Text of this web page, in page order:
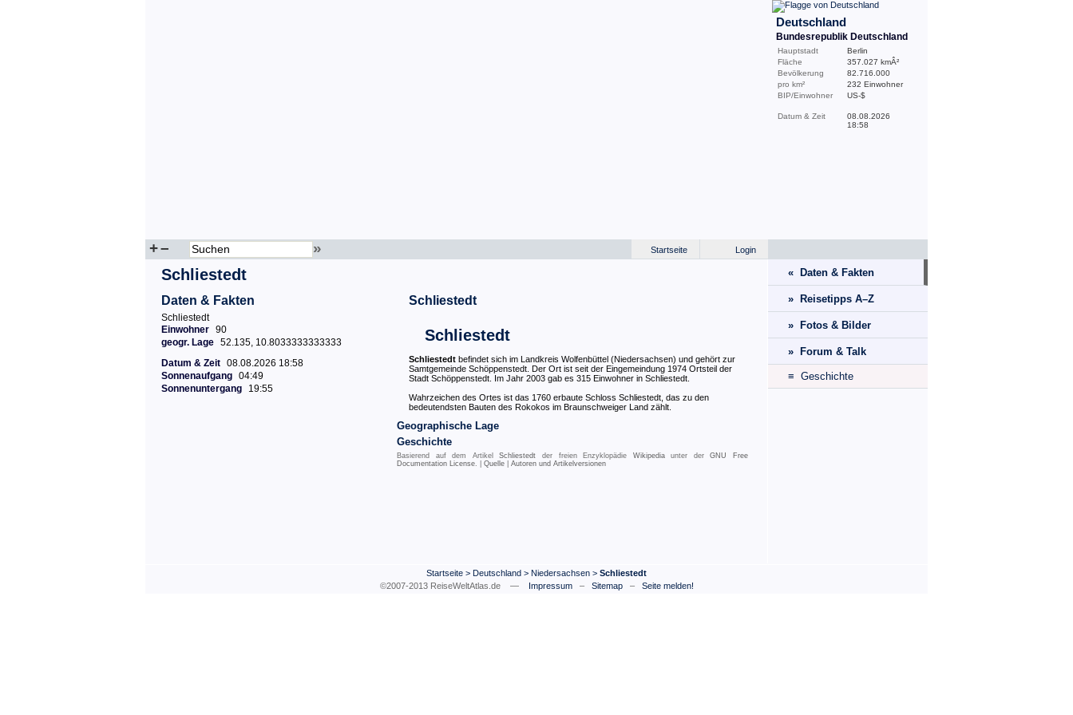
Deutschland
Bundesrepublik Deutschland
Hauptstadt
Berlin
Fläche
357.027 kmÂ²
Bevölkerung
82.716.000
pro km²
232 Einwohner
BIP/Einwohner
US-$
Datum & Zeit
08.08.2026
18:58
+– » Login
Startseite
Schliestedt
Daten & Fakten
Schliestedt
Einwohner 90
geogr. Lage 52.135, 10.8033333333333
Datum & Zeit 08.08.2026 18:58
Sonnenaufgang 04:49
Sonnenuntergang
19:55
Schliestedt
Schliestedt
Schliestedt befindet sich im Landkreis Wolfenbüttel (Niedersachsen) und gehört zur
Samtgemeinde Schöppenstedt. Der Ort ist seit der Eingemeindung 1974 Ortsteil der
Stadt Schöppenstedt. Im Jahr 2003 gab es 315 Einwohner in Schliestedt.
Wahrzeichen des Ortes ist das 1760 erbaute Schloss Schliestedt, das zu den
bedeutendsten Bauten des Rokokos im Braunschweiger Land zählt.
Geographische Lage
Geschichte
Basierend auf dem ArtikelSchliestedt der freien Enzyklopädie Wikipediaunter derGNU Free
Documentation License. | Quelle Autoren und Artikelversionen
« Daten & Fakten
» Reisetipps A–Z
» Fotos & Bilder
» Forum & Talk
≡ Geschichte
Startseite > Deutschland > Niedersachsen > Schliestedt
©2007-2013 ReiseWeltAtlas.de —
Impressum– Sitemap– Seite melden!